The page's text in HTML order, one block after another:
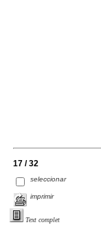
17 / 32
seleccionar
imprimir
Text complet